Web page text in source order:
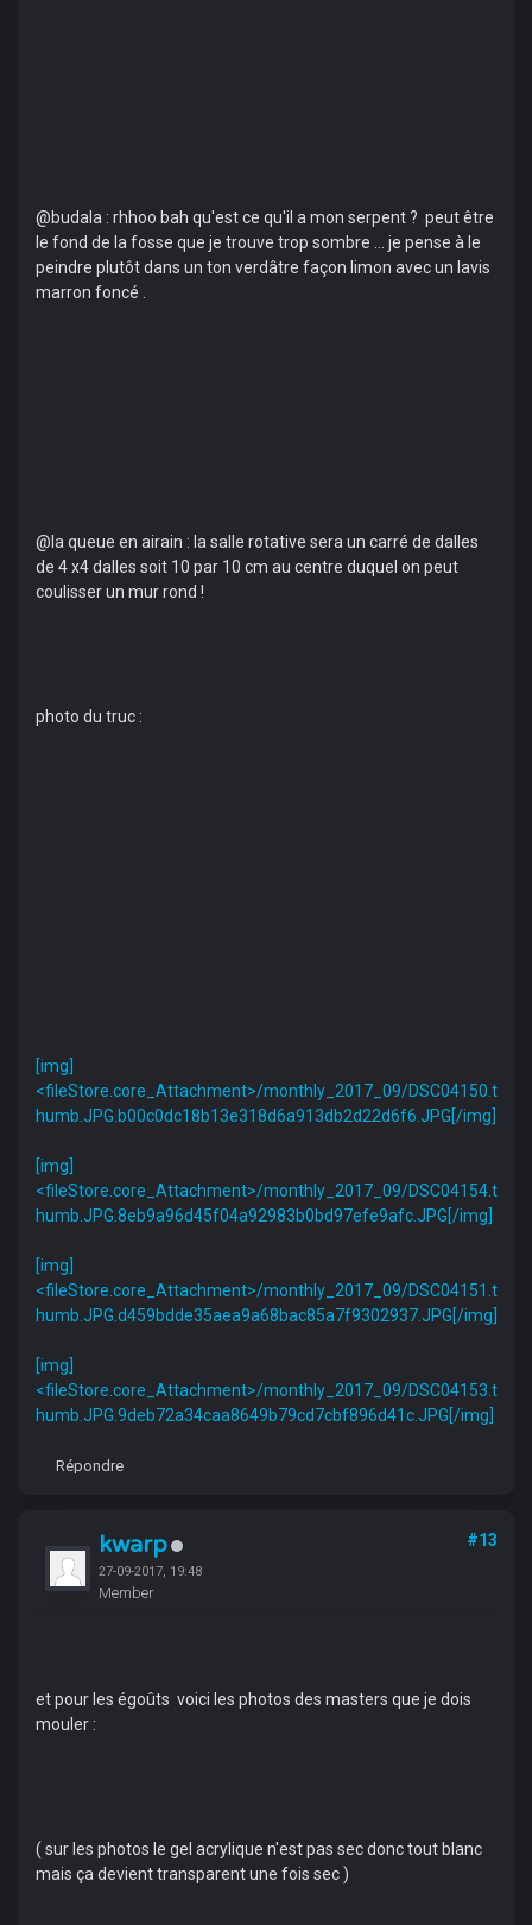
@budala : rhhoo bah qu'est ce qu'il a mon serpent ? peut être
le fond de la fosse que je trouve trop sombre ... je pense à le
peindre plutôt dans un ton verdâtre façon limon avec un lavis
marron foncé .
@la queue en airain : la salle rotative sera un carré de dalles
de 4 x4 dalles soit 10 par 10 cm au centre duquel on peut
coulisser un mur rond !
photo du truc :
[img]
<fileStore.core_Attachment>/monthly_2017_09/DSC04150.t
humb.JPG.b00c0dc18b13e318d6a913db2d22d6f6.JPG[/img]
[img]
<fileStore.core_Attachment>/monthly_2017_09/DSC04154.t
humb.JPG.8eb9a96d45f04a92983b0bd97efe9afc.JPG[/img]
[img]
<fileStore.core_Attachment>/monthly_2017_09/DSC04151.t
humb.JPG.d459bdde35aea9a68bac85a7f9302937.JPG[/img]
[img]
<fileStore.core_Attachment>/monthly_2017_09/DSC04153.t
humb.JPG.9deb72a34caa8649b79cd7cbf896d41c.JPG[/img]
Répondre
kwarp
27-09-2017, 19:48
Member
#13
et pour les égoûts voici les photos des masters que je dois
mouler :
( sur les photos le gel acrylique n'est pas sec donc tout blanc
mais ça devient transparent une fois sec )